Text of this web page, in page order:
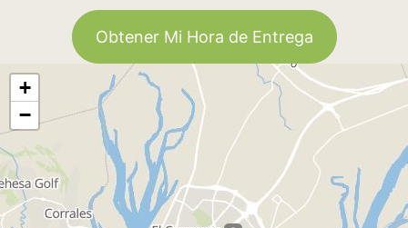
Obtener Mi Hora de Entrega
+
−